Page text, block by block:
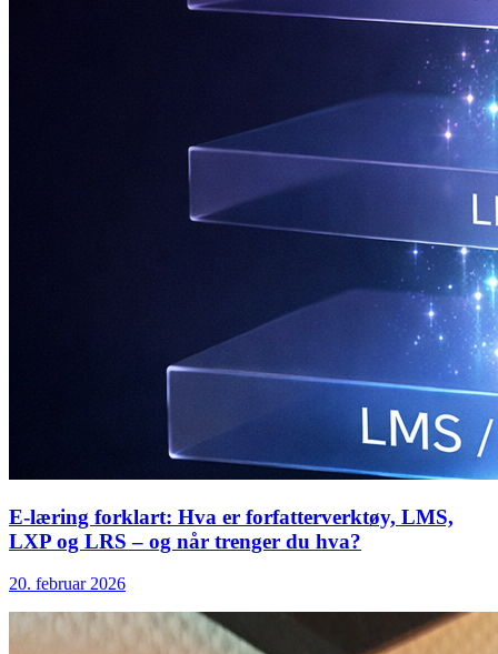
E-læring forklart: Hva er forfatterverktøy, LMS,
LXP og LRS – og når trenger du hva?
20. februar 2026